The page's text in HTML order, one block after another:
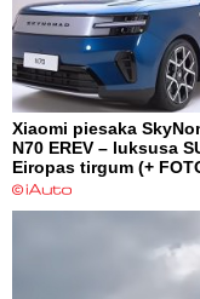
Xiaomi piesaka
N70 EREV – luksusa
Eiropas tirgum (+